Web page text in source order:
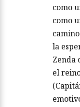
como
como
la
Zenda
el